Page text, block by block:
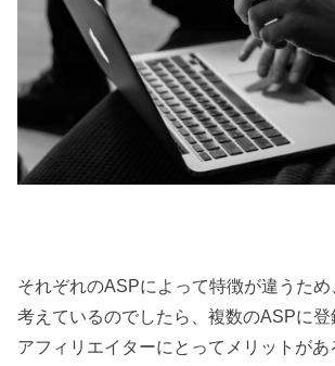
それぞれのASPによって特徴が違うた
考えているのでしたら、複数のASPに登
アフィリエイターにとってメリットがあ